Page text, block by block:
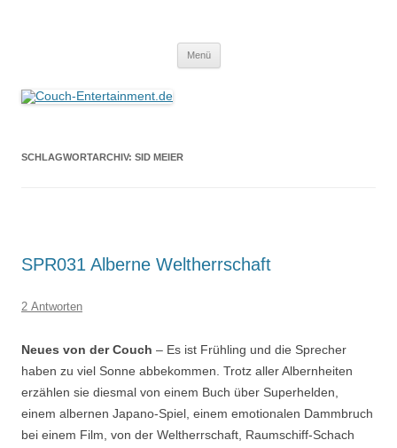
Menü
SCHLAGWORTARCHIV: SID MEIER
SPR031 Alberne Weltherrschaft
2 Antworten
Neues von der Couch – Es ist Frühling und die Sprecher
haben zu viel Sonne abbekommen. Trotz aller Albernheiten
erzählen sie diesmal von einem Buch über Superhelden,
einem albernen Japano-Spiel, einem emotionalen Dammbruch
bei einem Film, von der Weltherrschaft, Raumschiff-Schach